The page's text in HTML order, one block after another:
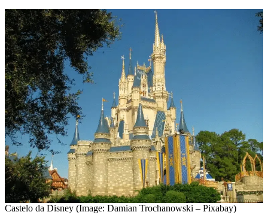
Castelo da Disney (Image: Damian Trochanowski – Pixabay)